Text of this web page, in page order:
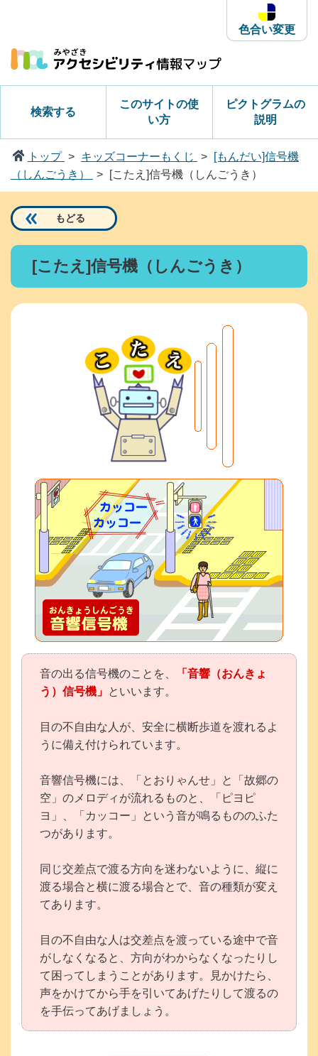
ス
色合い変更
検索する
このサイトの使
い方
ピクトグラムの
説明
トップ キッズコーナーもくじ
[もんだい]信号機
（しんごうき）
[こたえ]信号機（しんごうき）
もどる
[こたえ]信号機（しんごうき）
音の出る信号機のことを、
「音響（おんきょ
う）信号機」 といいます。
目の不自由な人が、安全に横断歩道を渡れるよ
うに備え付けられています。
音響信号機には、「とおりゃんせ」と「故郷の
空」のメロディが流れるものと、「ピヨピ
ヨ」、「カッコー」という音が鳴るもののふた
つがあります。
同じ交差点で渡る方向を迷わないように、縦に
渡る場合と横に渡る場合とで、音の種類が変え
てあります。
目の不自由な人は交差点を渡っている途中で音
がしなくなると、方向がわからなくなったりし
て困ってしまうことがあります。見かけたら、
声をかけてから手を引いてあげたりして渡るの
を手伝ってあげましょう。